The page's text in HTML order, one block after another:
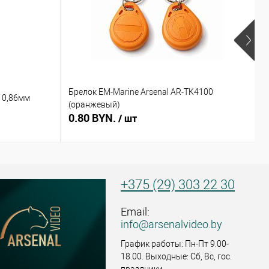
0,86мм
Брелок EM-Marine Arsenal AR-TK4100
(оранжевый)
0.80 BYN. / шт
+375 (29) 303 22 30
Email:
info@arsenalvideo.by
График работы: Пн-Пт 9.00-
18.00. Выходные: Сб, Вс, гос.